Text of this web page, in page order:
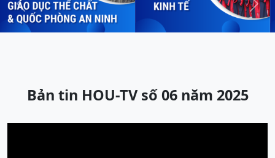
Previous Next
Bản tin HOU-TV số 06 năm 2025